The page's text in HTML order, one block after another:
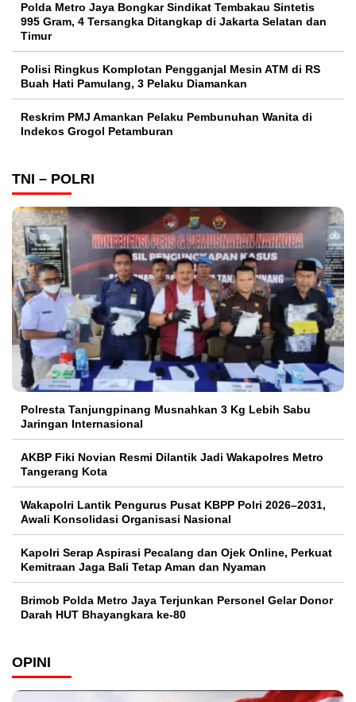
Polda Metro Jaya Bongkar Sindikat Tembakau Sintetis
995 Gram, 4 Tersangka Ditangkap di Jakarta Selatan dan
Timur
Polisi Ringkus Komplotan Pengganjal Mesin ATM di RS
Buah Hati Pamulang, 3 Pelaku Diamankan
Reskrim PMJ Amankan Pelaku Pembunuhan Wanita di
Indekos Grogol Petamburan
TNI – POLRI
Polresta Tanjungpinang Musnahkan 3 Kg Lebih Sabu
Jaringan Internasional
AKBP Fiki Novian Resmi Dilantik Jadi Wakapolres Metro
Tangerang Kota
Wakapolri Lantik Pengurus Pusat KBPP Polri 2026–2031,
Awali Konsolidasi Organisasi Nasional
Kapolri Serap Aspirasi Pecalang dan Ojek Online, Perkuat
Kemitraan Jaga Bali Tetap Aman dan Nyaman
Brimob Polda Metro Jaya Terjunkan Personel Gelar Donor
Darah HUT Bhayangkara ke-80
OPINI